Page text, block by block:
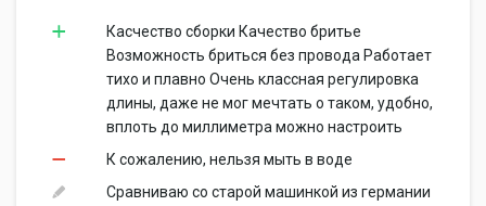
Касчество сборки Качество бритье
Возможность бриться без провода Работает
тихо и плавно Очень классная регулировка
длины, даже не мог мечтать о таком, удобно,
вплоть до миллиметра можно настроить
К сожалению, нельзя мыть в воде
Сравниваю со старой машинкой из германии